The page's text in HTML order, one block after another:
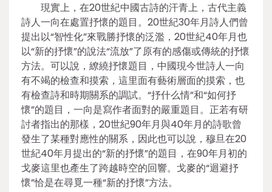
現實上，在20世紀中國古詩的汗青上，古代主義
詩人一向在處置抒懷的題目。20世紀30年月詩人們曾
提出以“智性化”來戰勝抒懷的泛濫，20世紀40年月也
以“新的抒懷”的說法“流放”了原有的感傷或傳統的抒懷
方法。可以說，繚繞抒懷題目，中國現今世詩人一向
有不竭的檢查和摸索，這里面有藝術層面的摸索，也
有檢查詩和時期關系的調試。“抒什么情”和“如何抒
懷”的題目，一向是寫作者面對的嚴重題目。正若有研
討者指出的那樣，20世紀90年月與40年月的詩歌曾
發生了某種對應性的關系，因此也可以說，穆旦在20
世紀40年月提出的“新的抒懷”的題目，在90年月初的
戈麥這里也產生了跨越時空的回響。戈麥的“迴避抒
懷”恰是在尋覓一種“新的抒懷”方法。